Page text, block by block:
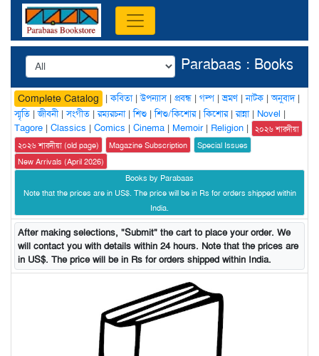
Parabaas : Books
Complete Catalog |কবিতা|উপন্যাস| প্রবন্ধ | গল্প |ভ্রমণ|নাটক |অনুবাদ|
স্মৃতি |জীবনী|সংগীত |রম্যরচনা|শিশু |শিশু/কিশোর|কিশোর|রান্না| Novel |
Tagore | Classics | Comics | Cinema | Memoir| Religion |
২০২৬ শারদীয়া
২০২৬ শারদীয়া (old page)
Magazine Subscription
Special Issues
New Arrivals (April 2026)
Books by Parabaas
Note that the prices are in US$. The price will be in Rs for orders shipped within
India.
After making selections, "Submit" the cart to place your order. We
will contact you with details within 24 hours. Note that the prices are
in US$. The price will be in Rs for orders shipped within India.